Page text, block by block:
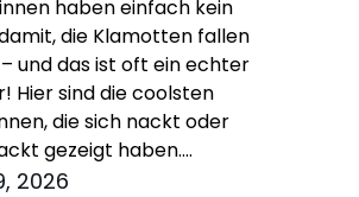
haben einfach kein
die Klamotten fallen
und das ist oft ein echter
Hier sind die coolsten
die sich nackt oder
gezeigt haben.…
2026